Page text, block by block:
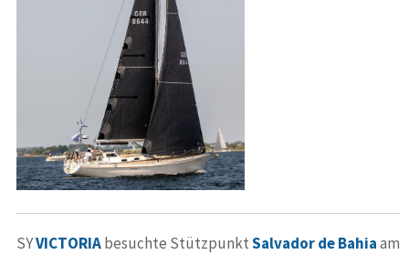
SYVICTORIAbesuchte StützpunktSalvador de Bahiaam